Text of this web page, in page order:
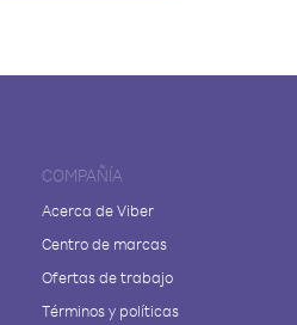
COMPAÑÍA
Acerca de Viber
Centro de marcas
Ofertas de trabajo
Términos y políticas